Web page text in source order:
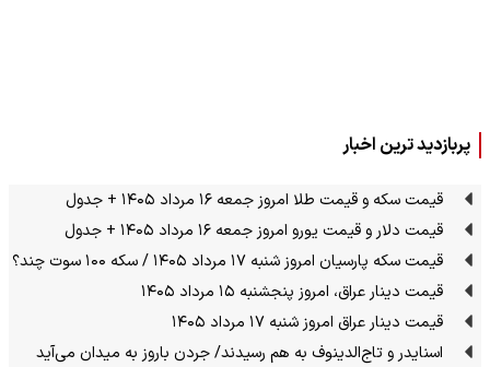
پربازدید ترین اخبار
قیمت سکه و قیمت طلا امروز جمعه ۱۶ مرداد ۱۴۰۵ + جدول
قیمت دلار و قیمت یورو امروز جمعه ۱۶ مرداد ۱۴۰۵ + جدول
قیمت سکه پارسیان امروز شنبه ۱۷ مرداد ۱۴۰۵ / سکه ۱۰۰ سوت چند؟
قیمت دینار عراق، امروز پنجشنبه ۱۵ مرداد ۱۴۰۵
قیمت دینار عراق امروز شنبه ۱۷ مرداد ۱۴۰۵
اسنایدر و تاج‌الدینوف به هم رسیدند/ جردن باروز به میدان می‌آید